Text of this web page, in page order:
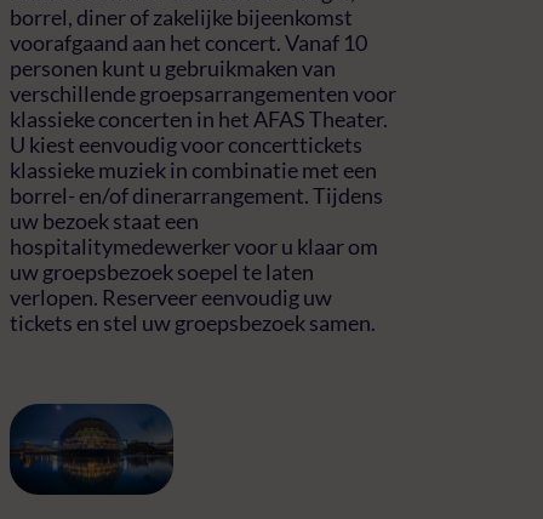
borrel, diner of zakelijke bijeenkomst
voorafgaand aan het concert. Vanaf 10
personen kunt u gebruikmaken van
verschillende groepsarrangementen voor
klassieke concerten in het AFAS Theater.
U kiest eenvoudig voor concerttickets
klassieke muziek in combinatie met een
borrel- en/of dinerarrangement. Tijdens
uw bezoek staat een
hospitalitymedewerker voor u klaar om
uw groepsbezoek soepel te laten
verlopen. Reserveer eenvoudig uw
tickets en stel uw groepsbezoek samen.